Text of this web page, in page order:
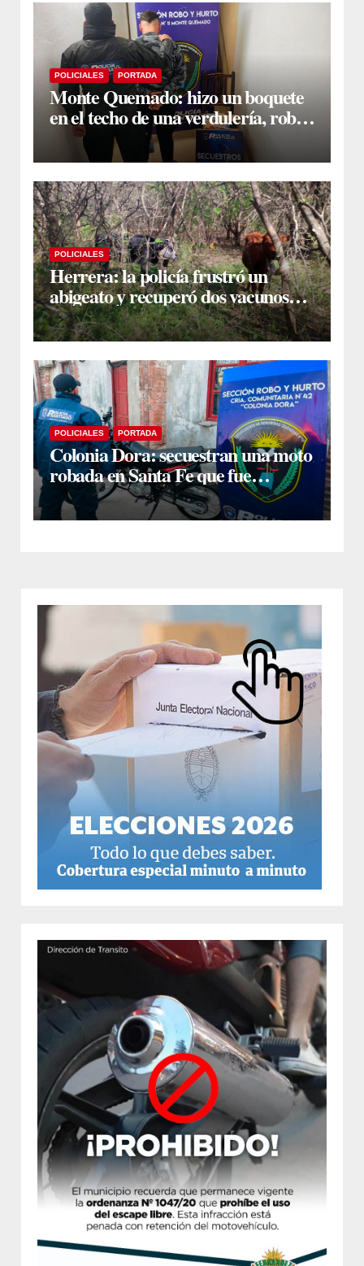
POLICIALES PORTADA
Monte Quemado: hizo un boquete
en el techo de una verdulería, robó
$800.000 y cayó tras ser filmado
POLICIALES
Herrera: la policía frustró un
abigeato y recuperó dos vacunos
ocultos en una zona montuosa
POLICIALES PORTADA
Colonia Dora: secuestran una moto
robada en Santa Fe que fue
comprada a un desconocido al
costado de la ruta